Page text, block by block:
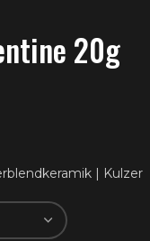
20g
| Kulzer